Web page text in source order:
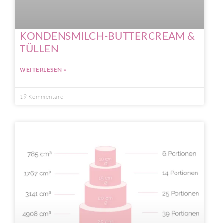
KONDENSMILCH-BUTTERCREAM &
TÜLLEN
WEITERLESEN »
19 Kommentare